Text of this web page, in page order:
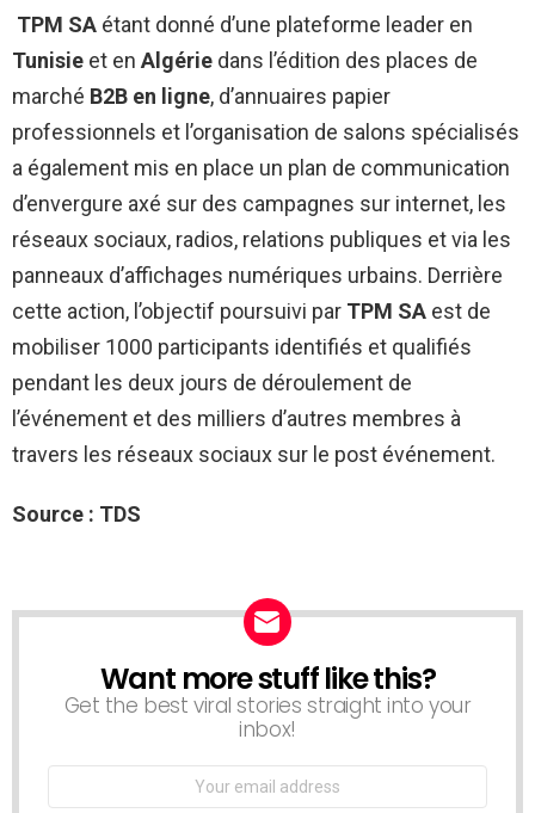
TPM SA étant donné d’une plateforme leader en
Tunisie et en Algérie dans l’édition des places de
marché B2B en ligne, d’annuaires papier
professionnels et l’organisation de salons spécialisés
a également mis en place un plan de communication
d’envergure axé sur des campagnes sur internet, les
réseaux sociaux, radios, relations publiques et via les
panneaux d’affichages numériques urbains. Derrière
cette action, l’objectif poursuivi par TPM SA est de
mobiliser 1000 participants identifiés et qualifiés
pendant les deux jours de déroulement de
l’événement et des milliers d’autres membres à
travers les réseaux sociaux sur le post événement.
Source : TDS
NEWSLETTER
Want more stuff like this?
Get the best viral stories straight into your
inbox!
Email